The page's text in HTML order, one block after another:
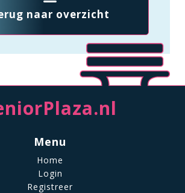
naar overzicht
Menu
Home
Login
Registreer